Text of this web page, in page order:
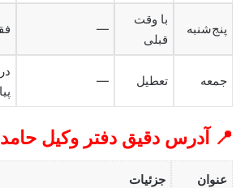
پنج‌شنبه
با وقت
قبلی
—
جمعه تعطیل —
📍 آدرس دقیق دفتر وکیل حامد
عنوان جزئیات